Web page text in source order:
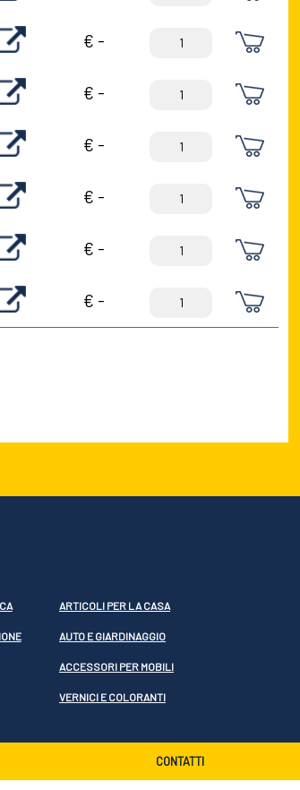
€ -
€ -
€ -
€ -
€ -
€ -
ARTICOLI PER LA CASA
AUTO E GIARDINAGGIO
ACCESSORI PER MOBILI
VERNICI E COLORANTI
CONTATTI